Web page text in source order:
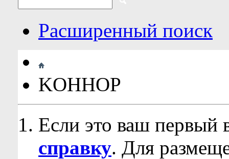
Расширенный поиск
KOHHOP
Если это ваш первый
справку. Для